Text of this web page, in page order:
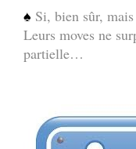
♠ Si, bien sûr,
Leurs moves ne
partielle…